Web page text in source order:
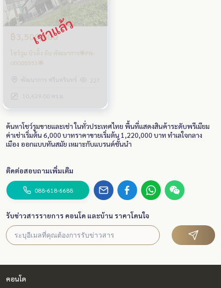
฿3,500,000
โชว์รูม บิวดิ้ง อิน พัฒนาการ🌟PN-
00005553🌟
พัฒนาการ ศรีนครินทร์
227
10,629.00 ตร.ม.
ค้นหาโชว์รูมขายและเช่า ในทั่วประเทศไทย พื้นที่แสดงสินค้าระดับพรีเมียม
ค่าเช่าเริ่มต้น 6,000 บาทราคาขายเริ่มต้น 1,220,000 บาท ทำเลใจกลาง
เมือง ออกแบบทันสมัย เหมาะกับแบรนด์ชั้นนำ
ติดต่อสอบถามเพิ่มเติม
088-618-6688
รับข่าวสารรายการ คอนโด และบ้าน ราคาโดนใจ
คอนโด